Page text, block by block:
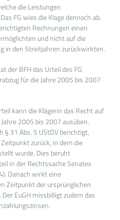
die Leistungen
FG wies die Klage dennoch ab.
Rechnungen einen
und nicht auf die
in den Streitjahren zurückwirkten.
der BFH das Urteil des FG
für die Jahre 2005 bis 2007
kann die Klägerin das Recht auf
2005 bis 2007 ausüben.
§ 31 Abs. 5 UStDV berichtigt,
zurück, in dem die
wurde. Dies beruht
in der Rechtssache Senatex
Danach wirkt eine
Zeitpunkt der ursprünglichen
EuGH missbilligt zudem das